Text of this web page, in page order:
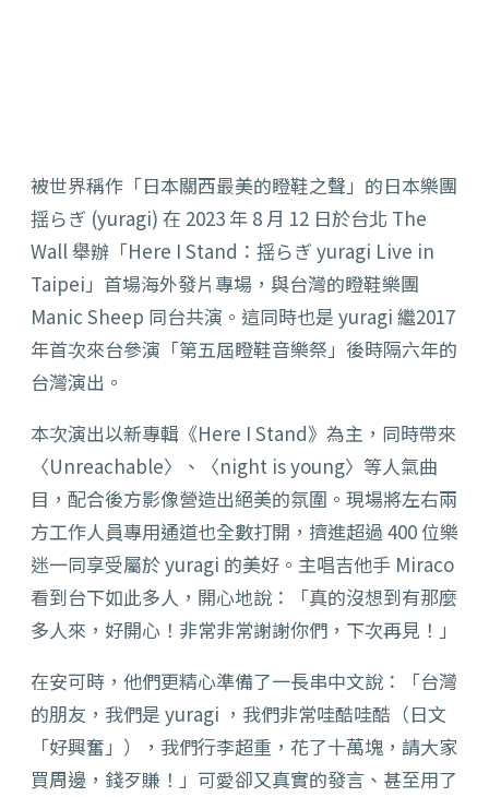
被世界稱作「日本關西最美的瞪鞋之聲」的日本樂團
揺らぎ (yuragi) 在 2023 年 8 月 12 日於台北 The
Wall 舉辦「Here I Stand：揺らぎ yuragi Live in
Taipei」首場海外發片專場，與台灣的瞪鞋樂團
Manic Sheep 同台共演。 這同時也是 yuragi 繼2017
年首次來台參演「第五屆瞪鞋音樂祭」後時隔六年的
台灣演出。
本次演出以新專輯《Here I Stand》為主，同時帶來
〈Unreachable〉、〈night is young〉等人氣曲
目，配合後方影像營造出絕美的氛圍。現場將左右兩
方工作人員專用通道也全數打開，擠進超過 400 位樂
迷一同享受屬於yuragi 的美好。 主唱吉他手 Miraco
看到台下如此多人，開心地說：「真的沒想到有那麼
多人來，好開心！非常非常謝謝你們，下次再見！」
在安可時，他們更精心準備了一長串中文說：「台灣
的朋友，我們是 yuragi ，我們非常哇酷哇酷（日文
「好興奮」），我們行李超重，花了十萬塊，請大家
買周邊，錢歹賺！」可愛卻又真實的發言、甚至用了